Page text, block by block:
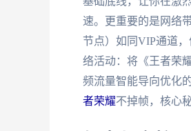
速。更重要的是网络
节点）如同VIP通道
络活动：将《王者荣
频流量智能导向优化
者荣耀不掉帧，核心